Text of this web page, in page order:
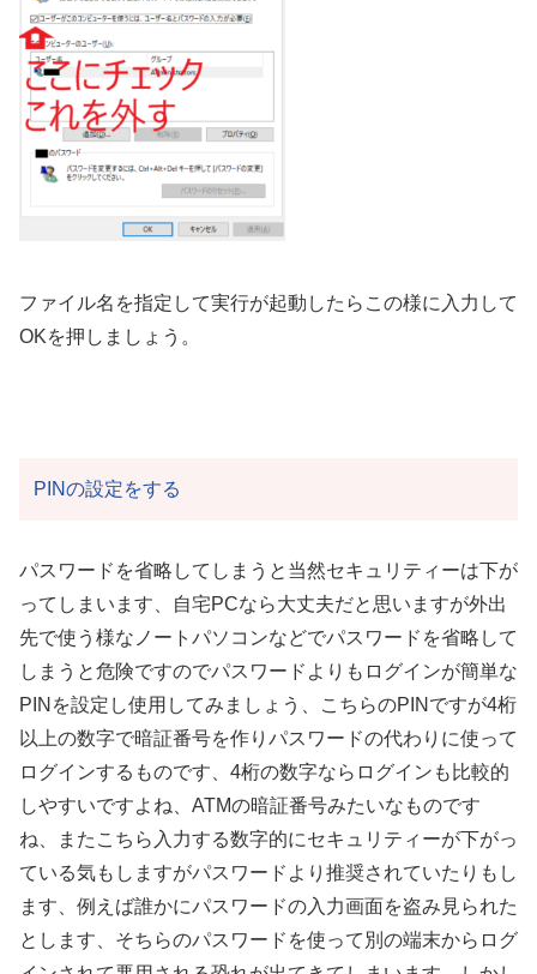
ファイル名を指定して実行が起動したらこの様に入力して
OKを押しましょう。
PINの設定をする
パスワードを省略してしまうと当然セキュリティーは下が
ってしまいます、自宅PCなら大丈夫だと思いますが外出
先で使う様なノートパソコンなどでパスワードを省略して
しまうと危険ですのでパスワードよりもログインが簡単な
PINを設定し使用してみましょう、こちらのPINですが4桁
以上の数字で暗証番号を作りパスワードの代わりに使って
ログインするものです、4桁の数字ならログインも比較的
しやすいですよね、ATMの暗証番号みたいなものです
ね、またこちら入力する数字的にセキュリティーが下がっ
ている気もしますがパスワードより推奨されていたりもし
ます、例えば誰かにパスワードの入力画面を盗み見られた
とします、そちらのパスワードを使って別の端末からログ